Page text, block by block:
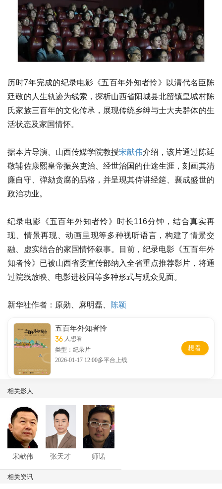
历时7年完成的纪录电影《五百年外知者怜》以清代名臣陈
廷敬的人生轨迹为线索，探析山西省阳城县北留镇皇城村陈
氏家族三百年的文化传承，展现传统乡绅与士大夫群体的生
活状态及家国情怀。
据本片导演、山西传媒学院教授宋献伟介绍，该片通过陈廷
敬辅佐康熙皇帝振兴吏治、经世治国的仕途生涯，刻画其清
廉自守、弹劾贪腐的品格，并呈现其侍讲经筵、襄成盛世的
政治功业。
纪录电影《五百年外知者怜》时长116分钟，结合真实再
现、情景再现、动画呈现等多种视听语言，构建了情景交
融、虚实结合的家国情怀叙事。目前，纪录电影《五百年外
知者怜》已被山西省委宣传部纳入全省重点推荐影片，将通
过院线放映、电影进校园等多种形式与观众见面。
新华社作者：原勋、麻明磊、 陈颖
五百年外知者怜
36 人想看
类型：纪录片
2026-01-17 12:00多平台上线
想看
相关影人
宋献伟 张天才 师诺
相关资讯